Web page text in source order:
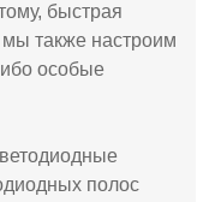
быстрая
мы также настроим
особые
полос